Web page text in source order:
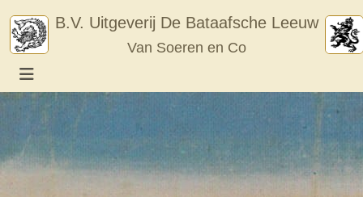
content
B.V. Uitgeverij De Bataafsche Leeuw
Van Soeren en Co